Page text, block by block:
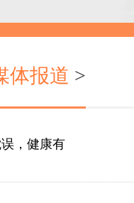
体报道 >
，健康有